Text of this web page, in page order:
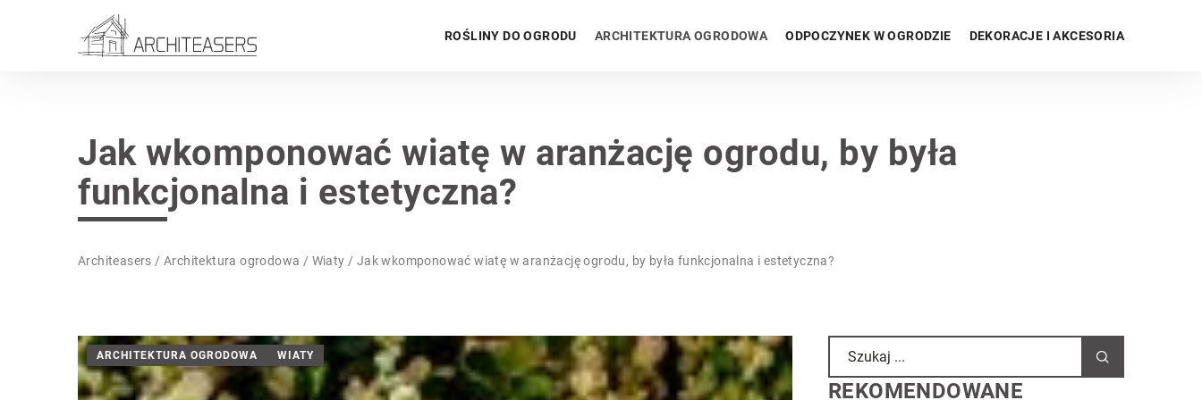
ROŚLINY DO OGRODU ARCHITEKTURA OGRODOWA ODPOCZYNEK W OGRODZIE DEKORACJE I AKCESORIA
Jak wkomponować wiatę w aranżację ogrodu, by była
funkcjonalna i estetyczna?
Architeasers /Architektura ogrodowa / Wiaty / Jak wkomponować wiatę w aranżację ogrodu, by była funkcjonalna i estetyczna?
ARCHITEKTURA OGRODOWA WIATY
REKOMENDOWANE